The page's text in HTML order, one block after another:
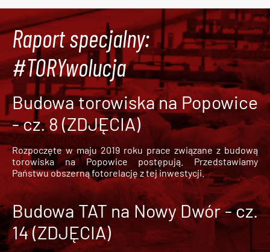
Raport specjalny:
#TORYwolucja
Budowa torowiska na Popowice
- cz. 8 (ZDJĘCIA)
Rozpoczęte w maju 2019 roku prace związane z budową
torowiska na Popowice
postępują. Przedstawiamy
Państwu obszerną fotorelację z tej inwestycji.
Budowa TAT na Nowy Dwór - cz.
14 (ZDJĘCIA)